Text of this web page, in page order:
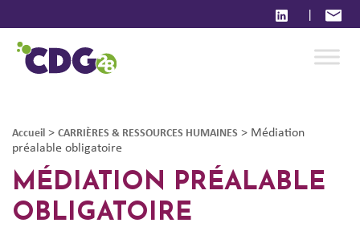
|
Accueil > CARRIÈRES & RESSOURCES HUMAINES > Médiation
préalable obligatoire
MÉDIATION PRÉALABLE
OBLIGATOIRE